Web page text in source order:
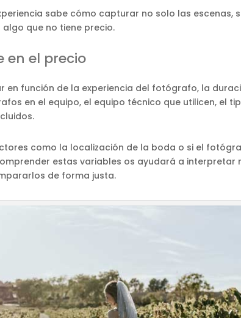
sabe cómo capturar no solo las escenas,
algo que no tiene precio.
en el precio
en función de la experiencia del fotógrafo, la
en el equipo, el equipo técnico que utilicen, el
como la localización de la boda o si el
estas variables os ayudará a interpretar
de forma justa.